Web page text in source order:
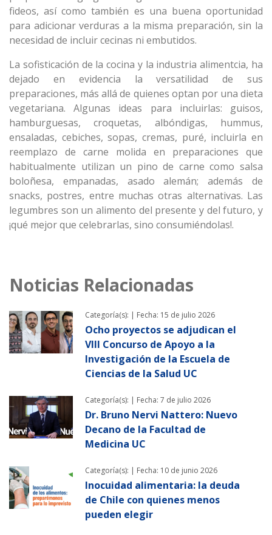
fideos, así como también es una buena oportunidad
para adicionar verduras a la misma preparación, sin la
necesidad de incluir cecinas ni embutidos.
La sofisticación de la cocina y la industria alimentcia, ha
dejado en evidencia la versatilidad de sus
preparaciones, más allá de quienes optan por una dieta
vegetariana. Algunas ideas para incluirlas: guisos,
hamburguesas, croquetas, albóndigas, hummus,
ensaladas, cebiches, sopas, cremas, puré, incluirla en
reemplazo de carne molida en preparaciones que
habitualmente utilizan un pino de carne como salsa
boloñesa, empanadas, asado alemán; además de
snacks, postres, entre muchas otras alternativas. Las
legumbres son un alimento del presente y del futuro, y
¡qué mejor que celebrarlas, sino consumiéndolas!.
Noticias Relacionadas
Categoría(s): | Fecha: 15 de julio 2026
Ocho proyectos se adjudican el
VIII Concurso de Apoyo a la
Investigación de la Escuela de
Ciencias de la Salud UC
Categoría(s): | Fecha: 7 de julio 2026
Dr. Bruno Nervi Nattero: Nuevo
Decano de la Facultad de
Medicina UC
Categoría(s): | Fecha: 10 de junio 2026
Inocuidad alimentaria: la deuda
de Chile con quienes menos
pueden elegir